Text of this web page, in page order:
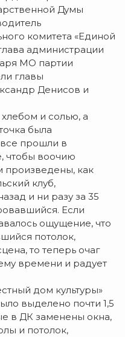
Думы
комитета «Единой
администрации
МО партии
главы
Денисов и
и солью, а
была
прошли в
чтобы воочию
произведены, как
клуб,
и ни разу за 35
Если
ощущение, что
потолок,
то теперь очаг
времени и радует
дом культуры»
выделено почти 1,5
в ДК заменены окна,
и потолок,